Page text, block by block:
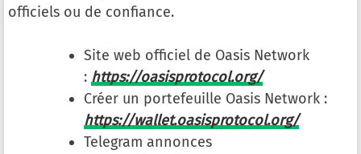
officiels ou de confiance.
Site web officiel de Oasis Network
: https://oasisprotocol.org/
Créer un portefeuille Oasis Network :
https://wallet.oasisprotocol.org/
Telegram annonces